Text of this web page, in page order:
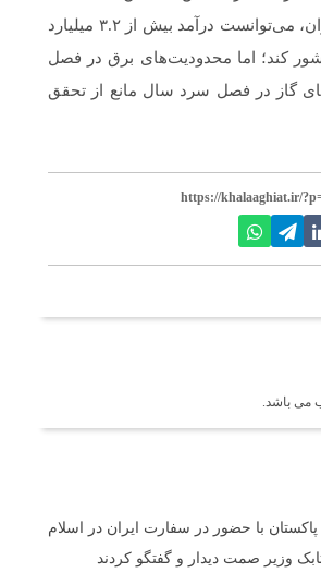
فولاد صادراتی ایران، می‌توانست درآمد بیش از ۳.۲ میلیارد
کند؛ اما محدودیت‌های برق در فصل
گاز در فصل سرد سال مانع از تحقق
https://khalaaghiat.ir/
می باشد.
با حضور در سفارت ایران در اسلام
وزیر صمت دیدار و گفتگو کردند